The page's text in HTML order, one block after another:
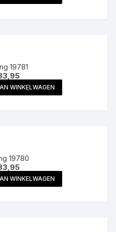
19781
WINKELWAGEN
19780
WINKELWAGEN